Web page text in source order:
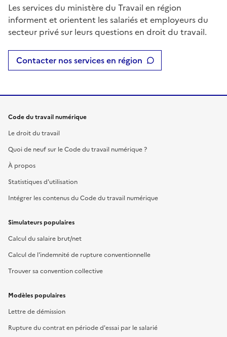
Les services du ministère du Travail en région
informent et orientent les salariés et employeurs du
secteur privé sur leurs questions en droit du travail.
Contacter nos services en région
Code du travail numérique
Le droit du travail
Quoi de neuf sur le Code du travail numérique ?
À propos
Statistiques d'utilisation
Intégrer les contenus du Code du travail numérique
Simulateurs populaires
Calcul du salaire brut/net
Calcul de l'indemnité de rupture conventionnelle
Trouver sa convention collective
Modèles populaires
Lettre de démission
Rupture du contrat en période d'essai par le salarié